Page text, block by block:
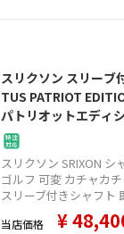
スリクソン スリーブ
TUS PATRIOT
パトリオットエディ
直輸入品 数量限定 ゴ
s-／ZX7,5／Z785／
スリクソン SRIXON シ
ゴルフ 可変 カチャカ
スリーブ付きシャフト
当店価格 ¥